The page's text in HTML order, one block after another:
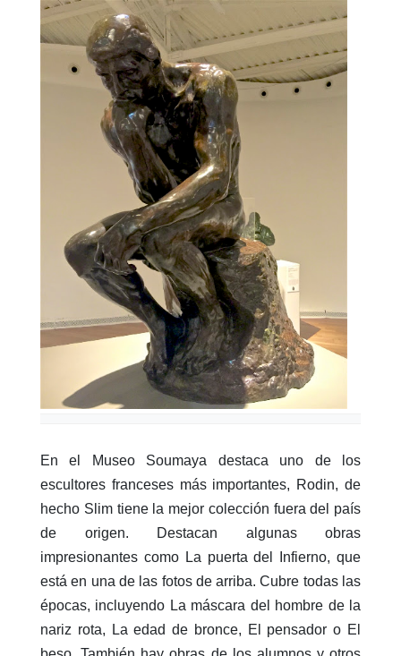
En el Museo Soumaya destaca uno de los
escultores franceses más importantes, Rodin, de
hecho Slim tiene la mejor colección fuera del país
de origen. Destacan algunas obras
impresionantes como La puerta del Infierno, que
está en una de las fotos de arriba. Cubre todas las
épocas, incluyendo La máscara del hombre de la
nariz rota, La edad de bronce, El pensador o El